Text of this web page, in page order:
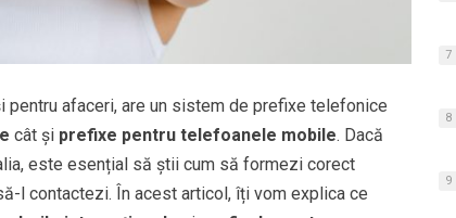
afaceri, are un sistem de prefixe telefonice
cât și prefixe pentru telefoanele mobile. Dacă
este esențial să știi cum să formezi corect
l contactezi. În acest articol, îți vom explica ce
7
8
9